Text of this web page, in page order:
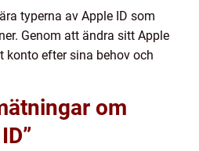
typerna av Apple ID som
Genom att ändra sitt Apple
konto efter sina behov och
om